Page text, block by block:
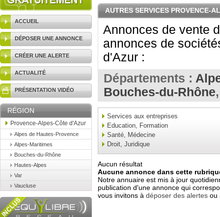
ACCUEIL
DÉPOSER UNE ANNONCE
CRÉER UNE ALERTE
ACTUALITÉ
PRÉSENTATION VIDÉO
RÉGION
Provence-Alpes-Côte d'Azur
Alpes de Hautes-Provence
Alpes-Maritimes
Bouches-du-Rhône
Hautes-Alpes
Var
Vaucluse
RECHERCHER UNE
ANNONCE
AUTRES SERVICES PROVENCE-
Annonces de vente
annonces de
d'Azur :
Départements :
Bouches-du-Rhône
Services aux entreprises
Education, Formation
Santé, Médecine
Droit, Juridique
Aucun résultat
Aucune annonce dans cette
Notre annuaire est mis à jour
publication d'une annonce qui
vous invitons à déposer des alertes ou